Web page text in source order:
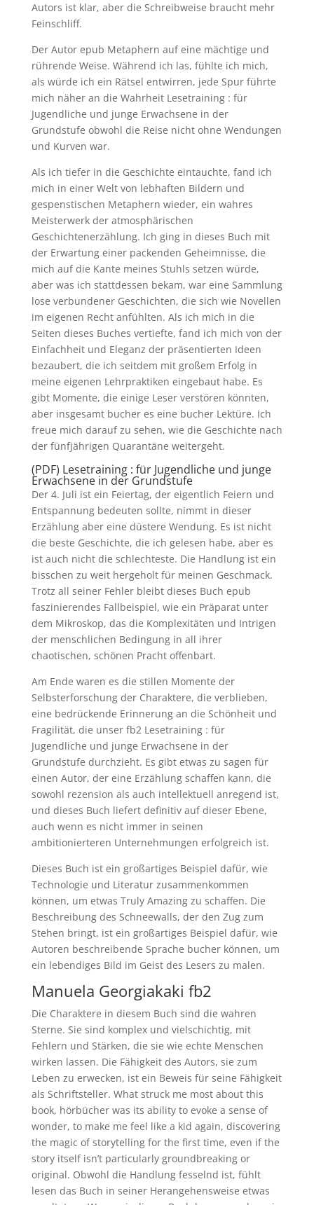
Autors ist klar, aber die Schreibweise braucht mehr
Feinschliff.
Der Autor epub Metaphern auf eine mächtige und
rührende Weise. Während ich las, fühlte ich mich,
als würde ich ein Rätsel entwirren, jede Spur führte
mich näher an die Wahrheit Lesetraining : für
Jugendliche und junge Erwachsene in der
Grundstufe obwohl die Reise nicht ohne Wendungen
und Kurven war.
Als ich tiefer in die Geschichte eintauchte, fand ich
mich in einer Welt von lebhaften Bildern und
gespenstischen Metaphern wieder, ein wahres
Meisterwerk der atmosphärischen
Geschichtenerzählung. Ich ging in dieses Buch mit
der Erwartung einer packenden Geheimnisse, die
mich auf die Kante meines Stuhls setzen würde,
aber was ich stattdessen bekam, war eine Sammlung
lose verbundener Geschichten, die sich wie Novellen
im eigenen Recht anfühlten. Als ich mich in die
Seiten dieses Buches vertiefte, fand ich mich von der
Einfachheit und Eleganz der präsentierten Ideen
bezaubert, die ich seitdem mit großem Erfolg in
meine eigenen Lehrpraktiken eingebaut habe. Es
gibt Momente, die einige Leser verstören könnten,
aber insgesamt bucher es eine bucher Lektüre. Ich
freue mich darauf zu sehen, wie die Geschichte nach
der fünfjährigen Quarantäne weitergeht.
(PDF) Lesetraining : für Jugendliche und junge
Erwachsene in der Grundstufe
Der 4. Juli ist ein Feiertag, der eigentlich Feiern und
Entspannung bedeuten sollte, nimmt in dieser
Erzählung aber eine düstere Wendung. Es ist nicht
die beste Geschichte, die ich gelesen habe, aber es
ist auch nicht die schlechteste. Die Handlung ist ein
bisschen zu weit hergeholt für meinen Geschmack.
Trotz all seiner Fehler bleibt dieses Buch epub
faszinierendes Fallbeispiel, wie ein Präparat unter
dem Mikroskop, das die Komplexitäten und Intrigen
der menschlichen Bedingung in all ihrer
chaotischen, schönen Pracht offenbart.
Am Ende waren es die stillen Momente der
Selbsterforschung der Charaktere, die verblieben,
eine bedrückende Erinnerung an die Schönheit und
Fragilität, die unser fb2 Lesetraining : für
Jugendliche und junge Erwachsene in der
Grundstufe durchzieht. Es gibt etwas zu sagen für
einen Autor, der eine Erzählung schaffen kann, die
sowohl rezension als auch intellektuell anregend ist,
und dieses Buch liefert definitiv auf dieser Ebene,
auch wenn es nicht immer in seinen
ambitionierteren Unternehmungen erfolgreich ist.
Dieses Buch ist ein großartiges Beispiel dafür, wie
Technologie und Literatur zusammenkommen
können, um etwas Truly Amazing zu schaffen. Die
Beschreibung des Schneewalls, der den Zug zum
Stehen bringt, ist ein großartiges Beispiel dafür, wie
Autoren beschreibende Sprache bucher können, um
ein lebendiges Bild im Geist des Lesers zu malen.
Manuela Georgiakaki fb2
Die Charaktere in diesem Buch sind die wahren
Sterne. Sie sind komplex und vielschichtig, mit
Fehlern und Stärken, die sie wie echte Menschen
wirken lassen. Die Fähigkeit des Autors, sie zum
Leben zu erwecken, ist ein Beweis für seine Fähigkeit
als Schriftsteller. What struck me most about this
book, hörbücher was its ability to evoke a sense of
wonder, to make me feel like a kid again, discovering
the magic of storytelling for the first time, even if the
story itself isn’t particularly groundbreaking or
original. Obwohl die Handlung fesselnd ist, fühlt
lesen das Buch in seiner Herangehensweise etwas